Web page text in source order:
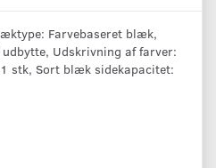
Farvebaseret blæk,
Udskrivning af farver:
stk, Sort blæk sidekapacitet: